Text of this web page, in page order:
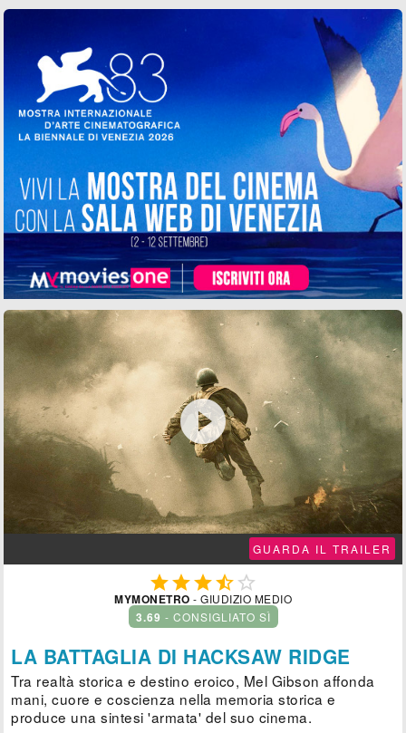

GUARDA IL TRAILER
 
MYMONETRO - GIUDIZIO MEDIO
3.69 - CONSIGLIATO SÌ
LA BATTAGLIA DI HACKSAW RIDGE
Tra realtà storica e destino eroico, Mel Gibson affonda
mani, cuore e coscienza nella memoria storica e
produce una sintesi 'armata' del suo cinema.